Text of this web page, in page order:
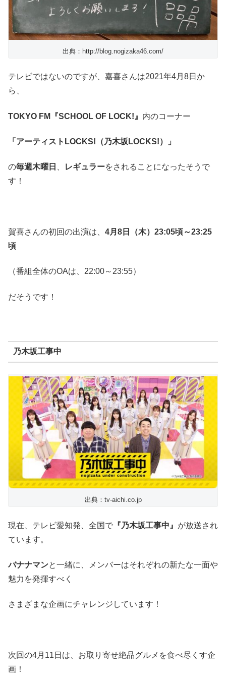
出典：http://blog.nogizaka46.com/
テレビではないのですが、嘉喜さんは2021年4月8日か
ら、
TOKYO FM 『SCHOOL OF LOCK!』 内のコーナー
「アーティスト LOCKS! （乃木坂 LOCKS!）」
の毎週木曜日 レギュラーをされることになったそうで
す！
賀喜さんの初回の出演は、 4月 8 日（木） 23:05頃～23:25
頃
（番組全体のOAは、 22:00～23:55）
だそうです！
乃木坂工事中
出典：tv-aichi.co.jp
現在、テレビ愛知発、全国で 『乃木坂工事中』 が放送され
ています。
バナナマンと一緒に、メンバーはそれぞれの新たな一面や
魅力を発揮すべく
さまざまな企画にチャレンジしています！
次回の4月11日は、お取り寄せ絶品グルメを食べ尽くす企
画！